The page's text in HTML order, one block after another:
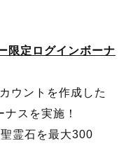
限定ログインボーナ
ウントを作成した
スを実施！
霊石を最大300